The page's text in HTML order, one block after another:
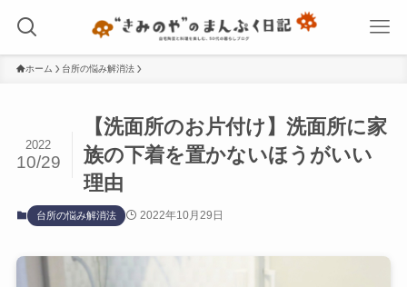
ホーム 台所の悩み解消法
【洗面所のお片付け】洗面所に家
族の下着を置かないほうがいい
理由
2022
10/29
台所の悩み解消法 2022年10月29日